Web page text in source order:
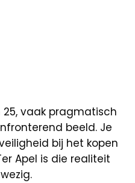
25, vaak pragmatisch
beeld. Je
bij het kopen
Apel is die realiteit